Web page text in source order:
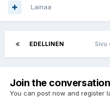
Lainaa
EDELLINEN Sivu
Join the conversation
You can post now and register